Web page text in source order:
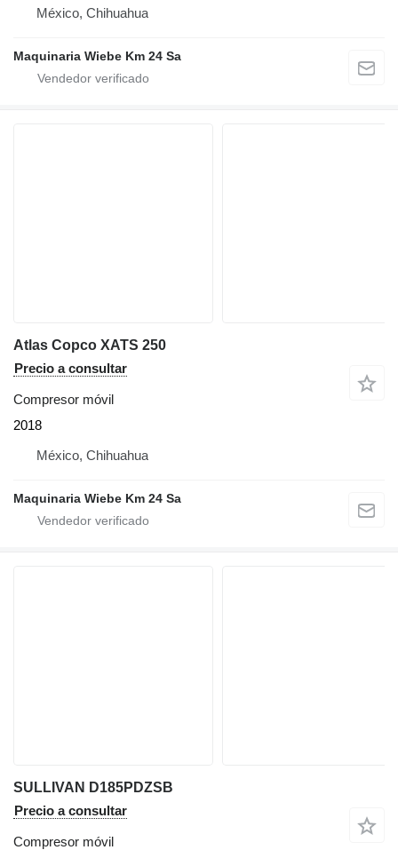
México, Chihuahua
Maquinaria Wiebe Km 24 Sa
Atlas Copco XATS 250
Precio a consultar
Compresor móvil
2018
México, Chihuahua
Maquinaria Wiebe Km 24 Sa
SULLIVAN D185PDZSB
Precio a consultar
Compresor móvil